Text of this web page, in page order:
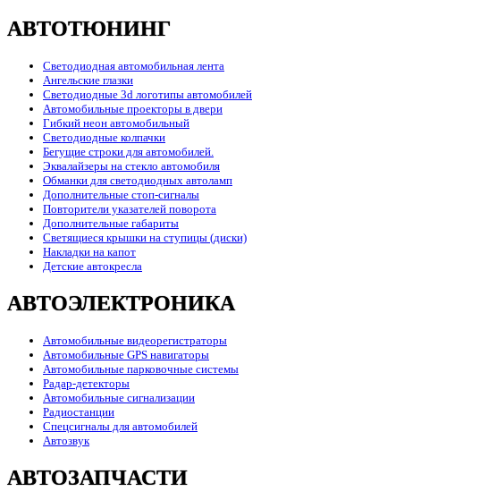
АВТОТЮНИНГ
Светодиодная автомобильная лента
Ангельские глазки
Светодиодные 3d логотипы автомобилей
Автомобильные проекторы в двери
Гибкий неон автомобильный
Светодиодные колпачки
Бегущие строки для автомобилей.
Эквалайзеры на стекло автомобиля
Обманки для светодиодных автоламп
Дополнительные стоп-сигналы
Повторители указателей поворота
Дополнительные габариты
Светящиеся крышки на ступицы (диски)
Накладки на капот
Детские автокресла
АВТОЭЛЕКТРОНИКА
Автомобильные видеорегистраторы
Автомобильные GPS навигаторы
Автомобильные парковочные системы
Радар-детекторы
Автомобильные сигнализации
Радиостанции
Спецсигналы для автомобилей
Автозвук
АВТОЗАПЧАСТИ